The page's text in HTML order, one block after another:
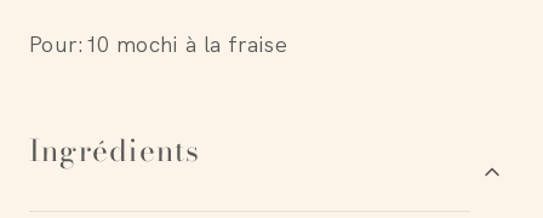
Pour: 10 mochi à la fraise
Ingrédients